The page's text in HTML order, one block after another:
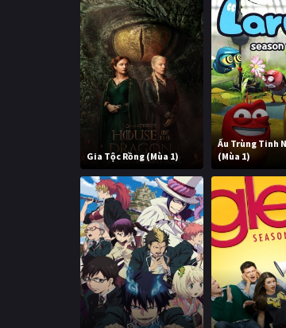
Gia Tộc Rồng (Mùa 1)
Ấu Trùng Tinh
(Mùa 1)